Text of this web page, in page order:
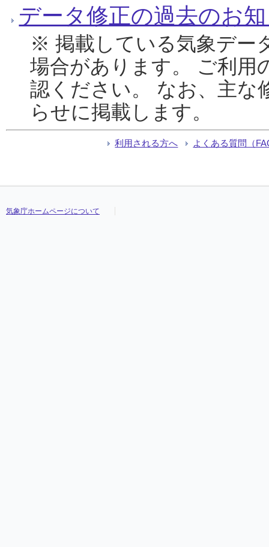
データ修正の過去のお
※ 掲載している気象デー
場合があります。 ご利用
認ください。 なお、主な
らせに掲載します。
利用される方へ よくある質問（
気象庁ホームページについて